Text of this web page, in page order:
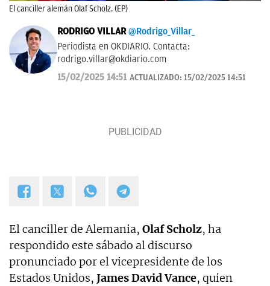
El canciller alemán Olaf Scholz. (EP)
RODRIGO VILLAR @Rodrigo_Villar_
Periodista en OKDIARIO. Contacta:
rodrigo.villar@okdiario.com
15/02/2025 14:51 ACTUALIZADO: 15/02/2025 14:51
El canciller de Alemania, Olaf Scholz, ha
respondido este sábado al discurso
pronunciado por el vicepresidente de los
Estados Unidos, James David Vance, quien